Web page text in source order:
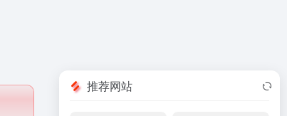
推荐网站